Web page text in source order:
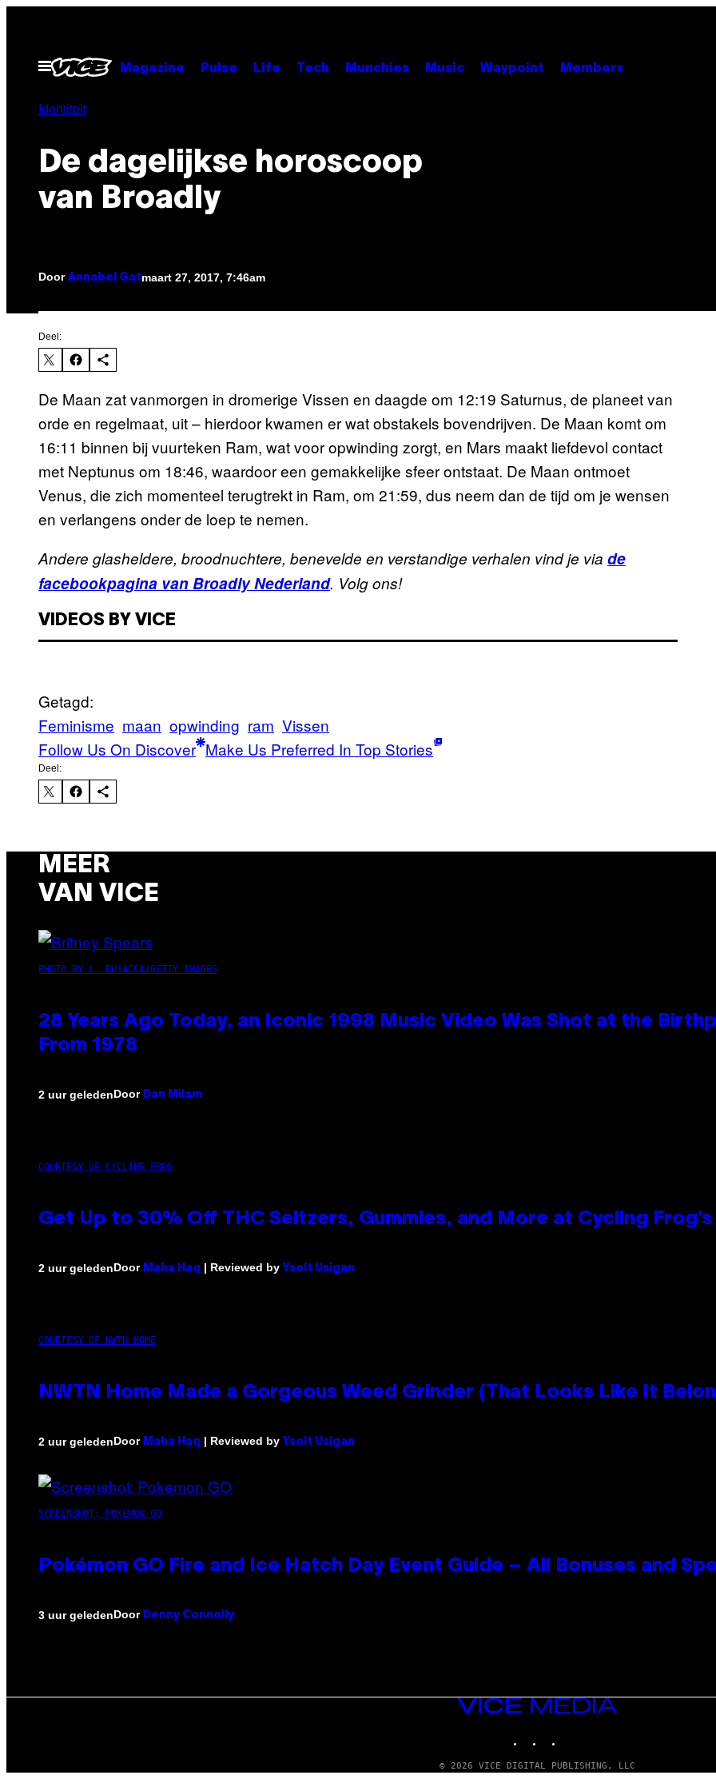
Open
menu
Magazine Pulse Life Tech Munchies Music Waypoint Members
Identiteit
De dagelijkse horoscoop
van Broadly
Door Annabel Gatmaart 27, 2017, 7:46am
Deel:
De Maan zat vanmorgen in dromerige Vissen en daagde om 12:19 Saturnus, de planeet van
orde en regelmaat, uit – hierdoor kwamen er wat obstakels bovendrijven. De Maan komt om
16:11 binnen bij vuurteken Ram, wat voor opwinding zorgt, en Mars maakt liefdevol contact
met Neptunus om 18:46, waardoor een gemakkelijke sfeer ontstaat. De Maan ontmoet
Venus, die zich momenteel terugtrekt in Ram, om 21:59, dus neem dan de tijd om je wensen
en verlangens onder de loep te nemen.
Andere glasheldere, broodnuchtere, benevelde en verstandige verhalen vind je via de
facebookpagina van Broadly Nederland. Volg ons!
VIDEOS BY VICE
Getagd:
Feminisme maan opwinding ram Vissen
Follow Us On Discover Make Us Preferred In Top Stories
Deel:
MEER
VAN VICE
PHOTO BY L. BUSACCA/GETTY IMAGES
28 Years Ago Today, an Iconic 1998 Music Video Was Shot at the
From 1978
2 uur geledenDoor Dan Milam
COURTESY OF CYCLING FROG
Get Up to 30% Off THC Seltzers, Gummies, and More at Cycling
2 uur geledenDoor Maha Haq | Reviewed by Ysolt Usigan
COURTESY OF NWTN HOME
NWTN Home Made a Gorgeous Weed Grinder (That Looks Like It
2 uur geledenDoor Maha Haq | Reviewed by Ysolt Usigan
SCREENSHOT: POKEMON GO
Pokémon GO Fire and Ice Hatch Day Event Guide – All Bonuses and
3 uur geledenDoor Denny Connolly
VICE
© 2026 VICE DIGITAL PUBLISHING, LLC